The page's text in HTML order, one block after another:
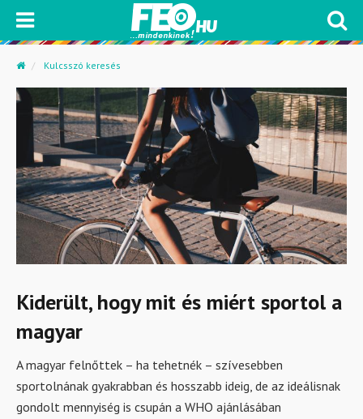
Kulcsszó keresés
Kiderült, hogy mit és miért sportol a
magyar
A magyar felnőttek – ha tehetnék – szívesebben
sportolnának gyakrabban és hosszabb ideig, de az ideálisnak
gondolt mennyiség is csupán a WHO ajánlásában